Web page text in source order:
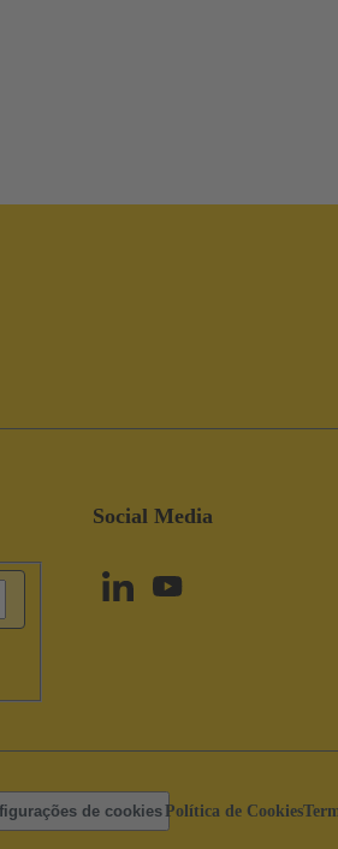
Social Media
de cookiesPolítica de Cookies